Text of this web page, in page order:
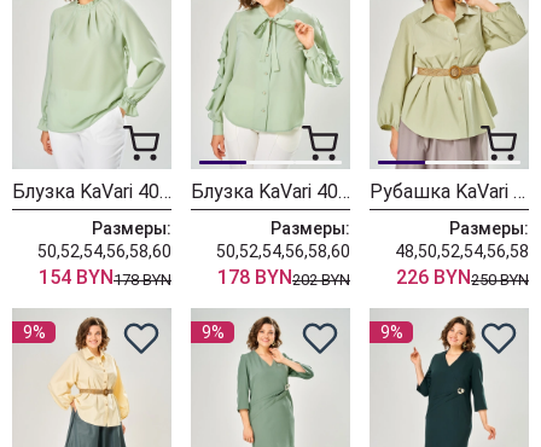
Блузка KaVari 4035-2 олива
Размеры:
50,52,54,56,58,60
154 BYN178 BYN
Блузка KaVari 4034-2 олива
Размеры:
50,52,54,56,58,60
178 BYN202 BYN
Рубашка KaVari 4033 олива
Размеры:
48,50,52,54,56,58
226 BYN250 BYN
9% 9% 9%